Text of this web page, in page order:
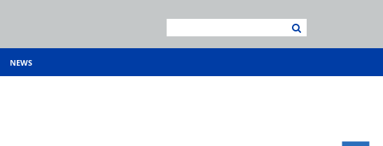
NEWS